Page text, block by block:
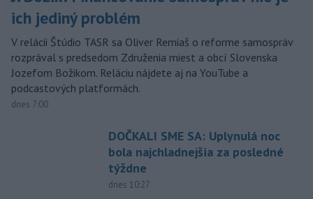
ich jediný problém
V relácii Štúdio TASR sa Oliver Remiaš o reforme samospráv
rozprával s predsedom Združenia miest a obcí Slovenska
Jozefom Božikom. Reláciu nájdete aj na YouTube a
podcastových platformách.
dnes 7:00
DOČKALI SME SA: Uplynulá noc
bola najchladnejšia za posledné
týždne
dnes 10:27